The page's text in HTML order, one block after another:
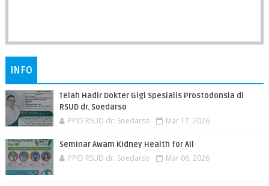
INFO
Telah Hadir Dokter Gigi Spesialis Prostodonsia di
RSUD dr. Soedarso
PPID RSUD dr. Soedarso Mar 17, 2026
Seminar Awam Kidney Health for All
PPID RSUD dr. Soedarso Mar 06, 2026